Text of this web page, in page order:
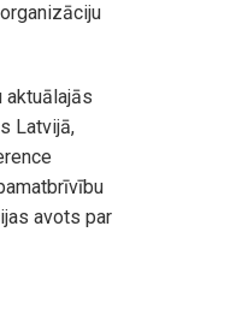
aktuālajās
Latvijā,
avots par